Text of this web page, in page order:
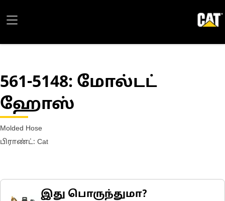
561-5148: மோல்டட்
ஹோஸ்
Molded Hose
பிராண்ட்: Cat
இது பொருந்துமா?